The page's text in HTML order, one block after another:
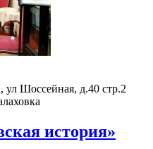
Шоссейная, д.40 стр.2
история»